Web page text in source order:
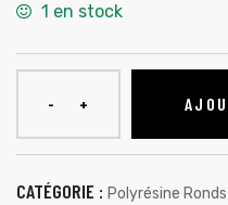
1 en stock
CATÉGORIE : Polyrésine Ronds